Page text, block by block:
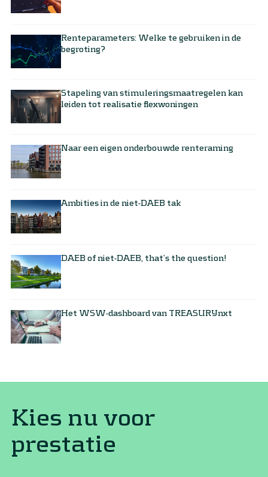
Renteparameters: Welke te gebruiken in de
begroting?
Stapeling van stimuleringsmaatregelen kan
leiden tot realisatie flexwoningen
Naar een eigen onderbouwde renteraming
Ambities in de niet-DAEB tak
DAEB of niet-DAEB, that’s the question!
Het WSW-dashboard van TREASURYnxt
Kies nu voor
prestatie